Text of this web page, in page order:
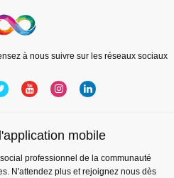
à nous suivre sur les réseaux sociaux
mobile
professionnel de la communauté
N'attendez plus et rejoignez nous dès